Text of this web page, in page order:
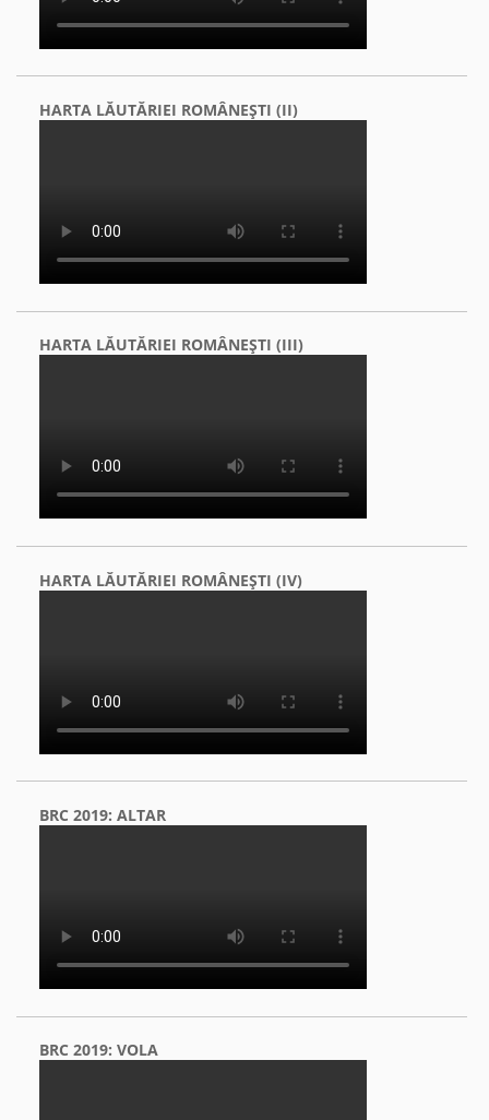
HARTA LĂUTĂRIEI ROMÂNEŞTI (II)
HARTA LĂUTĂRIEI ROMÂNEŞTI (III)
HARTA LĂUTĂRIEI ROMÂNEŞTI (IV)
BRC 2019: ALTAR
BRC 2019: VOLA